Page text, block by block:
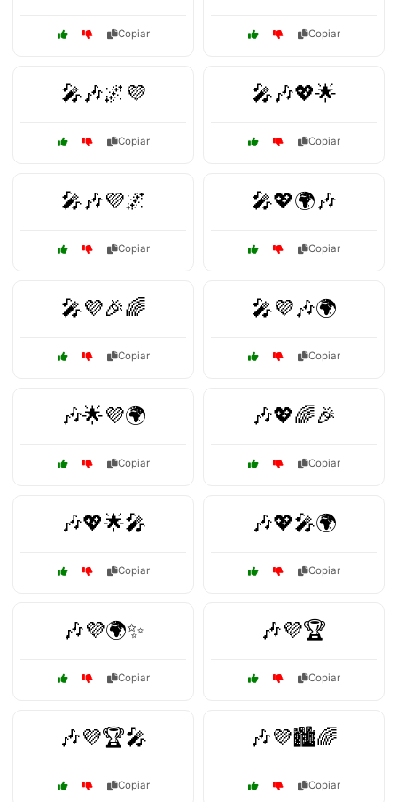
Copiar Copiar
🎤🎶🌌💜
Copiar
🎤🎶💖🌟
Copiar
🎤🎶💜🌌
Copiar
🎤💖🌍🎶
Copiar
🎤💜🎉🌈
Copiar
🎤💜🎶🌍
Copiar
🎶🌟💜🌍
Copiar
🎶💖🌈🎉
Copiar
🎶💖🌟🎤
Copiar
🎶💖🎤🌍
Copiar
🎶💜🌍✨
Copiar
🎶💜🏆
Copiar
🎶💜🏆🎤
Copiar
🎶💜🏙️🌈
Copiar